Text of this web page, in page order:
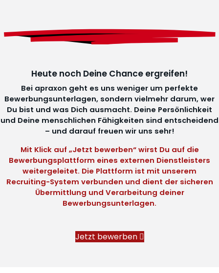
Heute noch Deine Chance ergreifen!
Bei apraxon geht es uns weniger um perfekte
Bewerbungsunterlagen, sondern vielmehr darum, wer
Du bist und was Dich ausmacht. Deine Persönlichkeit
und Deine menschlichen Fähigkeiten sind entscheidend
– und darauf freuen wir uns sehr!
Mit Klick auf „Jetzt bewerben“ wirst Du auf die
Bewerbungsplattform eines externen Dienstleisters
weitergeleitet. Die Plattform ist mit unserem
Recruiting-System verbunden und dient der sicheren
Übermittlung und Verarbeitung deiner
Bewerbungsunterlagen.
Jetzt bewerben